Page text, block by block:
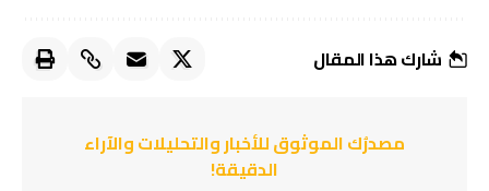
شارك هذا المقال
مصدرُك الموثوق للأخبار والتحليلات والآراء
الدقيقة!